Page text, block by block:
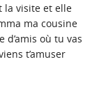
la visite et elle
ma cousine
d’amis où tu vas
t’amuser